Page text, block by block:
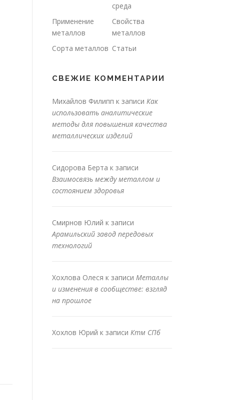
среда
Применение
металлов
Свойства
металлов
Сорта металлов Статьи
СВЕЖИЕ КОММЕНТАРИИ
Михайлов Филипп к записи Как
использовать аналитические
методы для повышения качества
металлических изделий
Сидорова Берта к записи
Взаимосвязь между металлом и
состоянием здоровья
Смирнов Юлий к записи
Арамильский завод передовых
технологий
Хохлова Олеся к записи Металлы
и изменения в сообществе: взгляд
на прошлое
Хохлов Юрий к записи Ктм СПб